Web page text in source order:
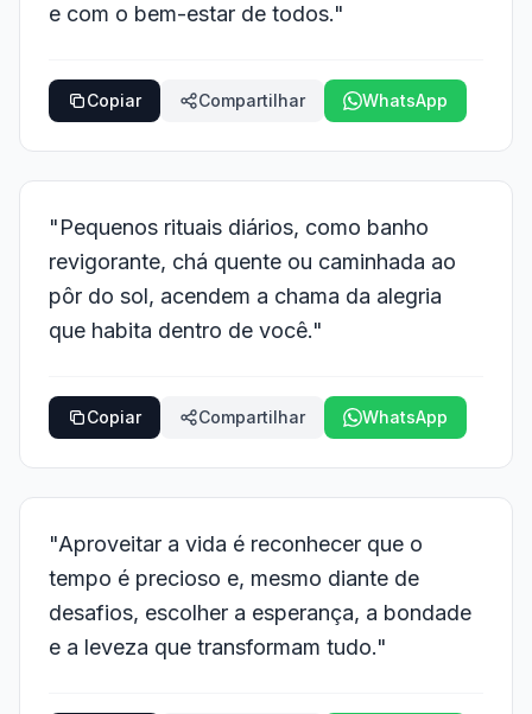
e com o bem-estar de todos."
Copiar Compartilhar WhatsApp
"Pequenos rituais diários, como banho
revigorante, chá quente ou caminhada ao
pôr do sol, acendem a chama da alegria
que habita dentro de você."
Copiar Compartilhar WhatsApp
"Aproveitar a vida é reconhecer que o
tempo é precioso e, mesmo diante de
desafios, escolher a esperança, a bondade
e a leveza que transformam tudo."